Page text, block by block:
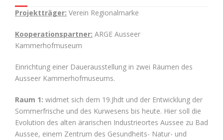
Projektträger: Verein Regionalmarke
Kooperationspartner: ARGE Ausseer
Kammerhofmuseum
Einrichtung einer Dauerausstellung in zwei Räumen des
Ausseer Kammerhofmuseums.
Raum 1: widmet sich dem 19.Jhdt und der Entwicklung der
Sommerfrische und des Kurwesens bis heute. Hier soll die
Evolution des alten ärarischen Industrieortes Aussee zu Bad
Aussee, einem Zentrum des Gesundheits- Natur- und